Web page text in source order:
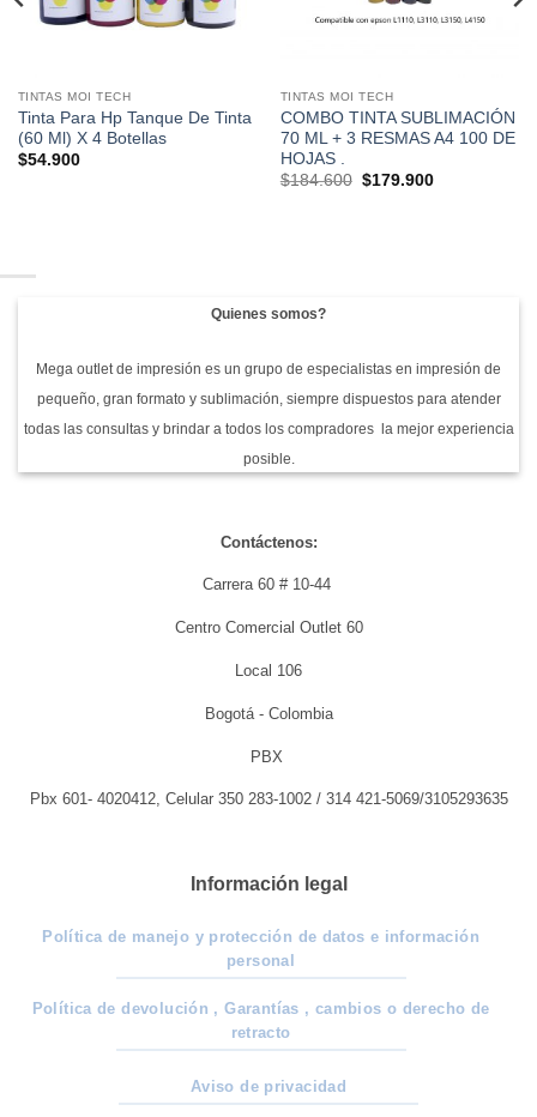
TINTAS MOI TECH
Tinta Para Hp Tanque De Tinta
(60 Ml) X 4 Botellas
$54.900
TINTAS MOI TECH
COMBO TINTA SUBLIMACIÓN
70 ML + 3 RESMAS A4 100 DE
HOJAS .
$184.600 El
$179.900El
Quienes somos?
Mega outlet de impresión es un grupo de especialistas en impresión de
pequeño, gran formato y sublimación, siempre dispuestos para atender
todas las consultas y brindar a todos los compradores la mejor experiencia
posible.
Contáctenos:
Carrera 60 # 10-44
Centro Comercial Outlet 60
Local 106
Bogotá - Colombia
PBX
Pbx 601- 4020412, Celular 350 283-1002 / 314 421-5069/3105293635
Información legal
Política de manejo y protección de datos e información
personal
Política de devolución , Garantías , cambios o derecho de
retracto
Aviso de privacidad